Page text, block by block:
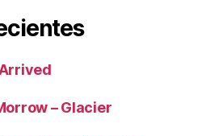
– Glacier